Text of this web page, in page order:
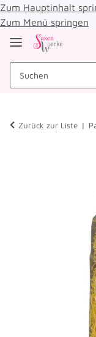
Zum Hauptinhalt
Zum Menü springen
Zurück zur Liste